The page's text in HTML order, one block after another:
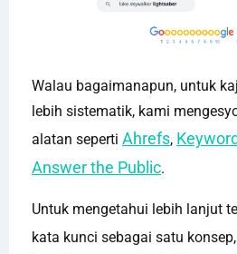
Walau bagaimanapun, untuk
lebih sistematik, kami
alatan seperti Ahrefs,
Answer the Public.
Untuk mengetahui lebih lanjut
kata kunci sebagai satu